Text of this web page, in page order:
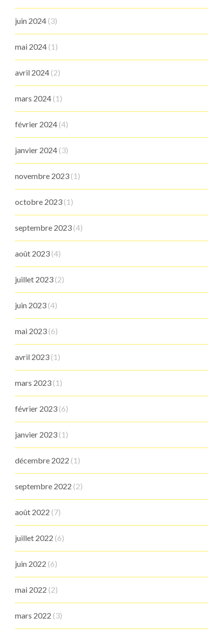
juin 2024 (3)
mai 2024 (1)
avril 2024 (2)
mars 2024 (1)
février 2024 (4)
janvier 2024 (3)
novembre 2023 (1)
octobre 2023 (1)
septembre 2023 (4)
août 2023 (4)
juillet 2023 (2)
juin 2023 (4)
mai 2023 (6)
avril 2023 (1)
mars 2023 (1)
février 2023 (6)
janvier 2023 (1)
décembre 2022 (1)
septembre 2022 (2)
août 2022 (7)
juillet 2022 (6)
juin 2022 (6)
mai 2022 (2)
mars 2022 (3)